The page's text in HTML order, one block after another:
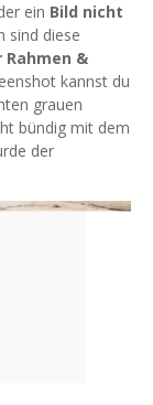
ein Bild nicht
sind diese
Rahmen &
kannst du
grauen
bündig mit dem
der